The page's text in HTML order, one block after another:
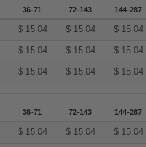
36-71 72-143 144-287
$ 15.04 $ 15.04 $ 15.04
$ 15.04 $ 15.04 $ 15.04
$ 15.04 $ 15.04 $ 15.04
36-71 72-143 144-287
$ 15.04 $ 15.04 $ 15.04